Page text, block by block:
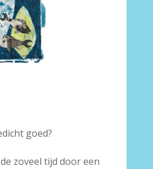
goed?
zoveel tijd door een